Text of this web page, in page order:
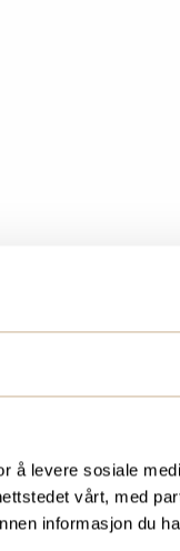
å levere sosiale
vårt, med
informasjon du
GRATIS
sender vi